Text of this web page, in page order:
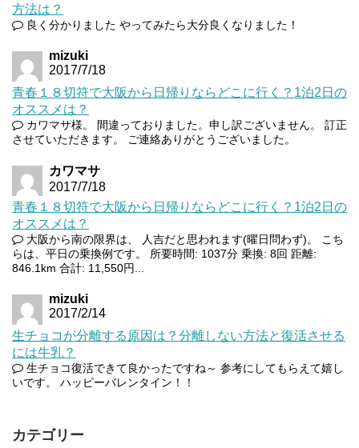
方法は？
良く分かりました やってみたら大分良くなりました！
mizuki
2017/7/18
青春１８切符で大阪から日帰りならどこに行く？1泊2日の
オススメは？
カワマサ様。 間違っておりました。申し訳ございません。 訂正
させていただきます。 ご連絡ありがとうございました。
カワマサ
2017/7/18
青春１８切符で大阪から日帰りならどこに行く？1泊2日の
オススメは？
大阪から南の限界は、 人吉だと思われます(曜日問わず)。 こち
らは、平日の乗換例です。 所要時間: 1037分 乗換: 8回 距離:
846.1km 合計: 11,550円...
mizuki
2017/2/14
生チョコが分離する原因は？分離しない方法と復活させる
には牛乳？
生チョコ復活できて良かったですね～ 参考にしてもらえて嬉し
いです。 ハッピーバレンタイン！！
カテゴリー